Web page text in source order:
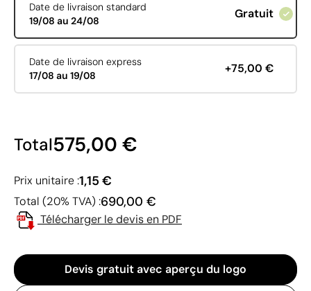
Date de livraison standard
19/08 au 24/08
Gratuit
Date de livraison express
17/08 au 19/08
+75,00 €
Total575,00 €
Prix unitaire :1,15 €
Total (20% TVA) :690,00 €
Télécharger le devis en PDF
Devis gratuit avec aperçu du logo